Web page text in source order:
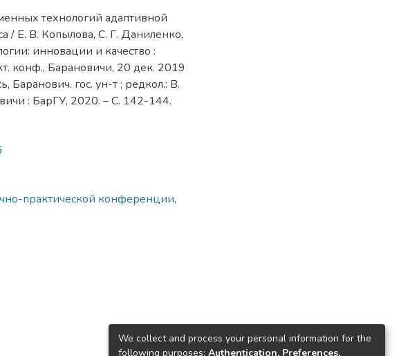
технологий адаптивной
/ Е. В. Копылова, С. Г. Даниленко,
инновации и качество :
конф., Барановичи, 20 дек. 2019
Баранович. гос. ун-т ; редкол.: В.
: БарГУ, 2020. – C. 142-144.
практической конференции,
We collect and process your personal information for the
following purposes: Authentication, Preferences,